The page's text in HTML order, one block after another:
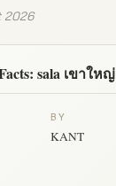
2026
sala เขาใหญ่
BY
KANT